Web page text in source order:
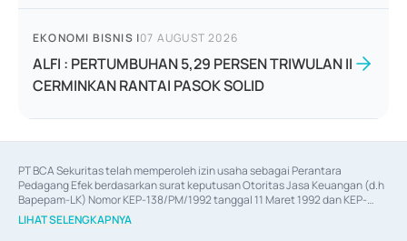
EKONOMI BISNIS |07 AUGUST 2026
ALFI : PERTUMBUHAN 5,29 PERSEN TRIWULAN II
CERMINKAN RANTAI PASOK SOLID
PT BCA Sekuritas telah memperoleh izin usaha sebagai Perantara
Pedagang Efek berdasarkan surat keputusan Otoritas Jasa Keuangan (d.h
Bapepam-LK) Nomor KEP-138/PM/1992 tanggal 11 Maret 1992 dan KEP-
06/D.04/2014 tanggal 28 Februari 2014, izin usaha sebagai Penjamin Emisi
Efek berdasarkan surat keputusan Otoritas Jasa Keuangan Nomor KEP-
LIHAT SELENGKAPNYA